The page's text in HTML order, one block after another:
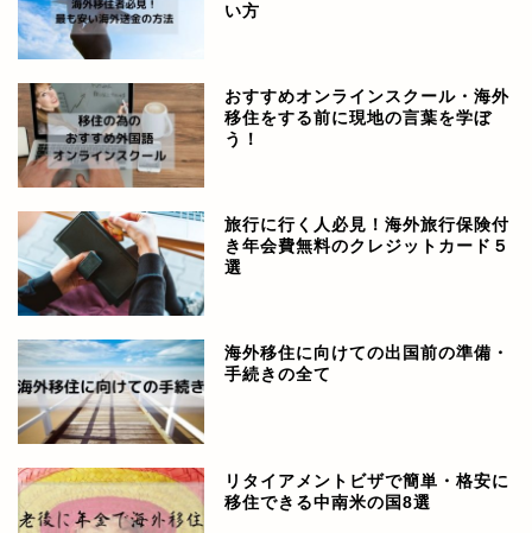
い方
おすすめオンラインスクール・海外
移住をする前に現地の言葉を学ぼ
う！
旅行に行く人必見！海外旅行保険付
き年会費無料のクレジットカード５
選
海外移住に向けての出国前の準備・
手続きの全て
リタイアメントビザで簡単・格安に
移住できる中南米の国8選